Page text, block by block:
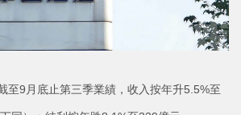
至9月底止第三季業績，收入按年升5.5%至